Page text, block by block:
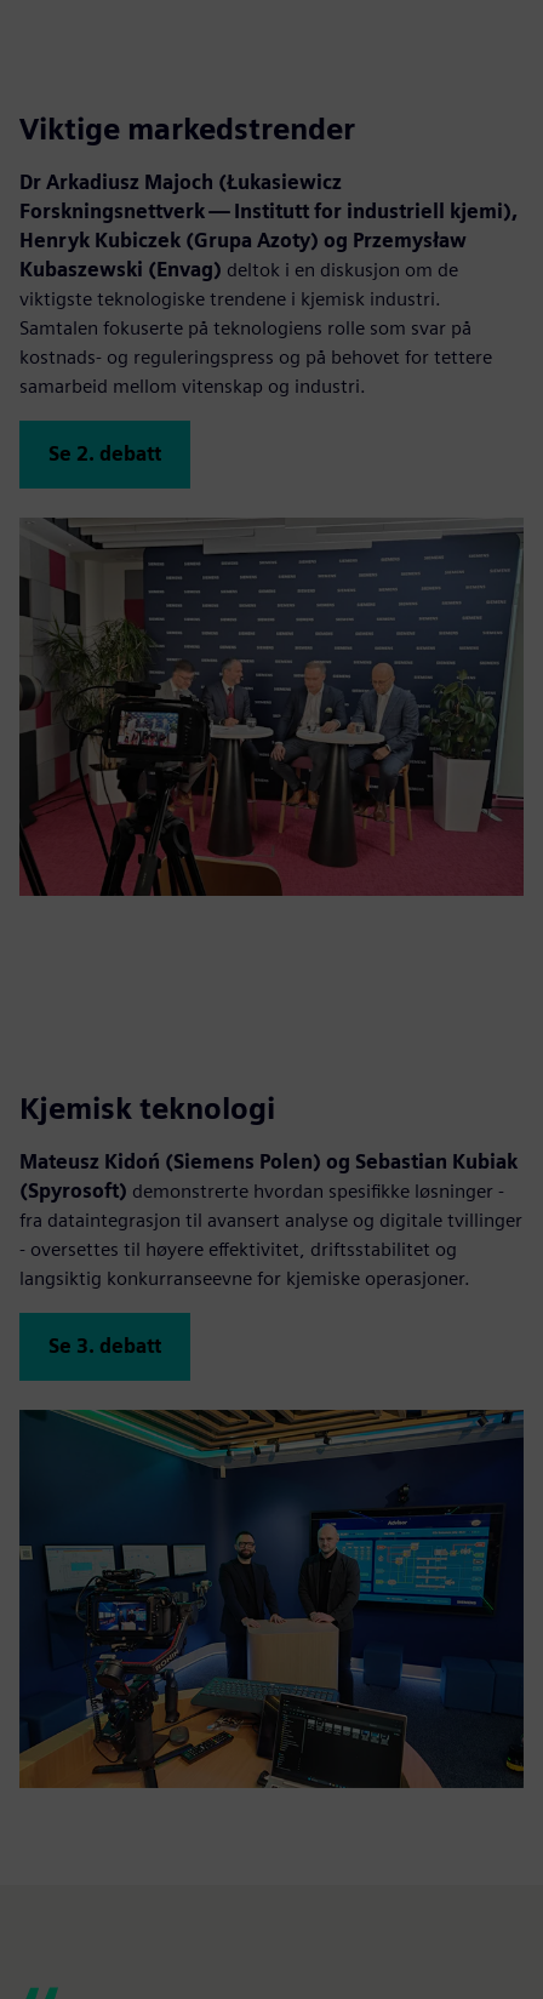
Viktige markedstrender
Dr Arkadiusz Majoch (Łukasiewicz
Forskningsnettverk — Institutt for industriell kjemi),
Henryk Kubiczek (Grupa Azoty) og Przemysław
Kubaszewski (Envag) deltok i en diskusjon om de
viktigste teknologiske trendene i kjemisk industri.
Samtalen fokuserte på teknologiens rolle som svar på
kostnads- og reguleringspress og på behovet for tettere
samarbeid mellom vitenskap og industri.
Se 2. debatt
Kjemisk teknologi
Mateusz Kidoń (Siemens Polen) og Sebastian Kubiak
(Spyrosoft) demonstrerte hvordan spesifikke løsninger -
fra dataintegrasjon til avansert analyse og digitale tvillinger
- oversettes til høyere effektivitet, driftsstabilitet og
langsiktig konkurranseevne for kjemiske operasjoner.
Se 3. debatt